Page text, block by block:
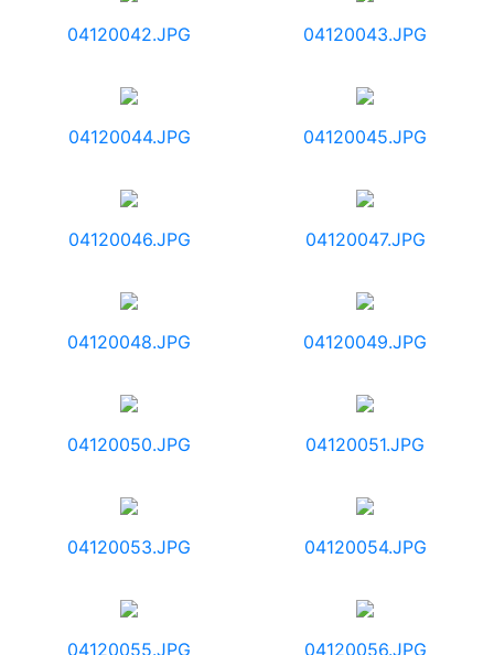
04120042.JPG 04120043.JPG
04120044.JPG 04120045.JPG
04120046.JPG 04120047.JPG
04120048.JPG 04120049.JPG
04120050.JPG 04120051.JPG
04120053.JPG 04120054.JPG
04120055.JPG 04120056.JPG